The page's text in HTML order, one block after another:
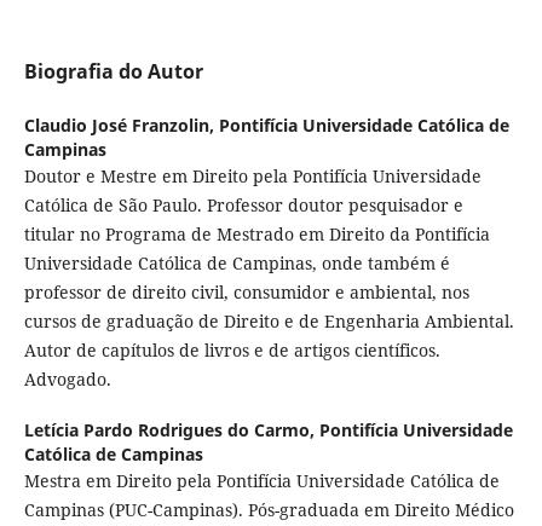
Biografia do Autor
Claudio José Franzolin, Pontifícia Universidade Católica de
Campinas
Doutor e Mestre em Direito pela Pontifícia Universidade
Católica de São Paulo. Professor doutor pesquisador e
titular no Programa de Mestrado em Direito da Pontifícia
Universidade Católica de Campinas, onde também é
professor de direito civil, consumidor e ambiental, nos
cursos de graduação de Direito e de Engenharia Ambiental.
Autor de capítulos de livros e de artigos científicos.
Advogado.
Letícia Pardo Rodrigues do Carmo, Pontifícia Universidade
Católica de Campinas
Mestra em Direito pela Pontifícia Universidade Católica de
Campinas (PUC-Campinas). Pós-graduada em Direito Médico